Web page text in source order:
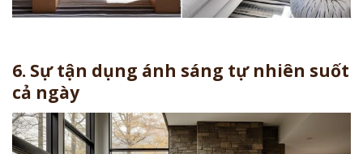
6. Sự tận dụng ánh sáng tự nhiên suốt
cả ngày